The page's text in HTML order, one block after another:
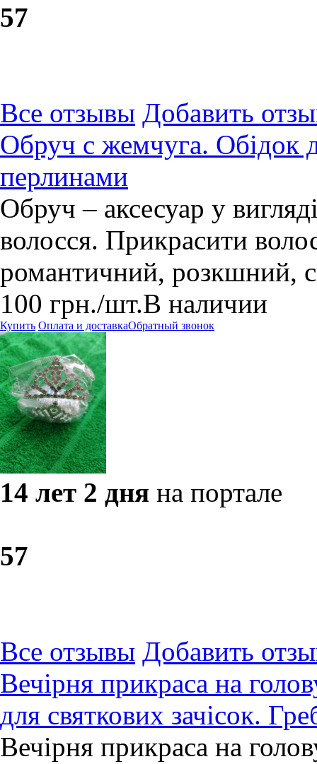
57
Все отзывы Добавить
Обруч с жемчуга. Обідок
перлинами
Обруч – аксесуар у
волосся. Прикрасити
романтичний, розкшний,
100 грн./шт.В наличии
Купить Оплата и доставкаОбратный звонок
14 лет 2 дня на портале
57
Все отзывы Добавить
Вечірня прикраса на
для святкових зачісок.
Вечірня прикраса на